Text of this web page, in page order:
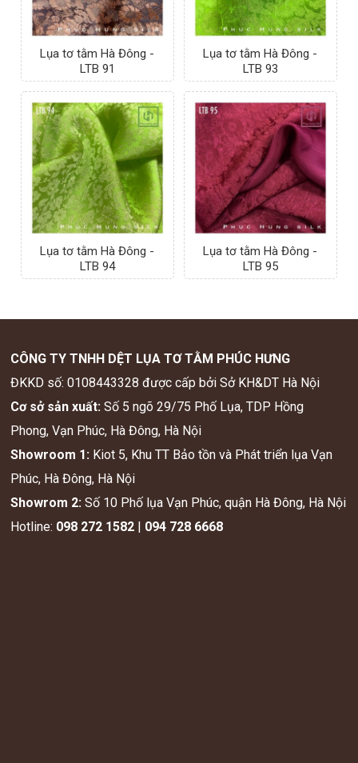
Lụa tơ tằm Hà Đông -
LTB 91
Lụa tơ tằm Hà Đông -
LTB 93
Lụa tơ tằm Hà Đông -
LTB 94
Lụa tơ tằm Hà Đông -
LTB 95
CÔNG TY TNHH DỆT LỤA TƠ TẰM PHÚC HƯNG
ĐKKD số: 0108443328 được cấp bởi Sở KH&DT Hà Nội
Cơ sở sản xuất: Số 5 ngõ 29/75 Phố Lụa, TDP Hồng
Phong, Vạn Phúc, Hà Đông, Hà Nội
Showroom 1: Kiot 5, Khu TT Bảo tồn và Phát triển lụa Vạn
Phúc, Hà Đông, Hà Nội
Showrom 2:Số 10 Phố lụa Vạn Phúc, quận Hà Đông, Hà Nội
Hotline: 098 272 1582 | 094 728 6668